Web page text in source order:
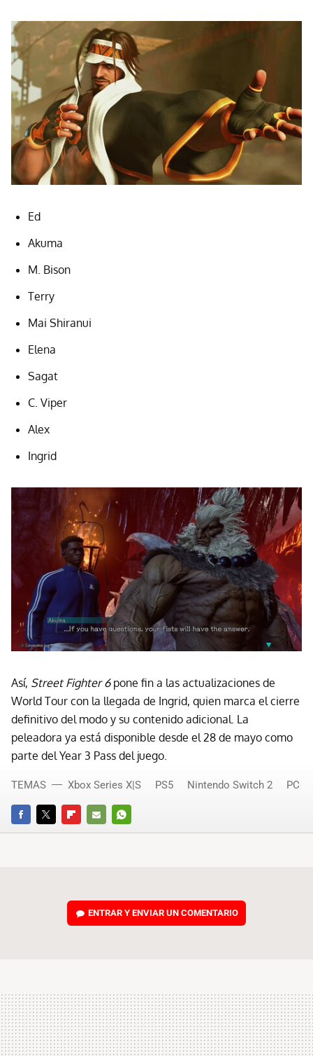
Ed
Akuma
M. Bison
Terry
Mai Shiranui
Elena
Sagat
C. Viper
Alex
Ingrid
Así, Street Fighter 6pone fin a las actualizaciones de
World Tour con la llegada de Ingrid, quien marca el cierre
definitivo del modo y su contenido adicional. La
peleadora ya está disponible desde el 28 de mayo como
parte del Year 3 Pass del juego.
FACEBOOKTWITTERFLIPBOARD
E-
WHATSAPP
TEMAS Xbox Series X|S PS5 Nintendo Switch 2 PC
ENTRAR Y ENVIAR UN COMENTARIO